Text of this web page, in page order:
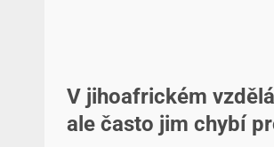
V jihoafrickém
ale často jim chybí